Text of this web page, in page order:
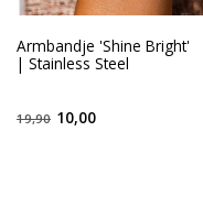
Armbandje 'Shine Bright'
| Stainless Steel
19,90 10,00